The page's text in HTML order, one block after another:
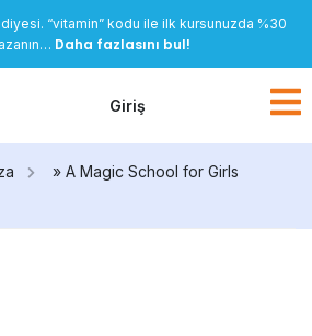
“vitamin” kodu ile ilk kursunuzda %30
Daha fazlasını bul!
Giriş
» A Magic School for Girls